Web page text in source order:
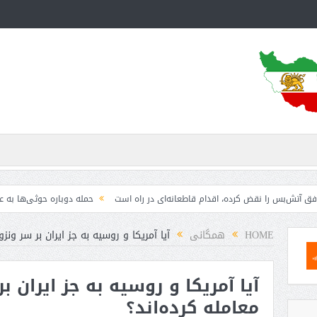
را نقض کرده، اقدام قاطعانه‌ای در راه است حمله دوباره حوثی‌ها به عربستان؛
HOME همگانی آیا آمریکا و روسیه به جز ایران بر سر
آیا آمریکا و روسیه به جز ایران
معامله کرده‌اند؟